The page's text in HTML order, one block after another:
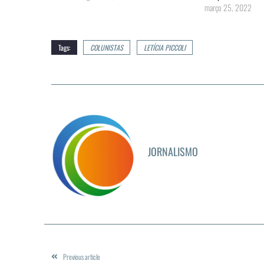
março 25, 2022
Tags: COLUNISTAS LETÍCIA PICCOLI
JORNALISMO
Previous article